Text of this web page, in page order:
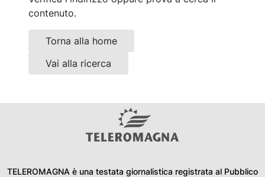
contenuto.
Torna alla home
Vai alla ricerca
TELEROMAGNA è una testata giornalistica registrata al Pubblico